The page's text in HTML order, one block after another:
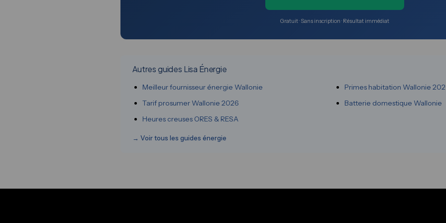
Gratuit · Sans inscription · Résultat immédiat
Autres guides Lisa Énergie
Meilleur fournisseur énergie Wallonie
Tarif prosumer Wallonie 2026
Heures creuses ORES & RESA
Primes habitation Wallonie
Batterie domestique Wallonie
→ Voir tous les guides énergie